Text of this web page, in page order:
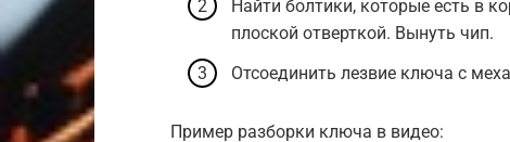
Найти болтики, которые есть в
плоской отверткой. Вынуть чип.
Отсоединить лезвие ключа с
Пример разборки ключа в видео: